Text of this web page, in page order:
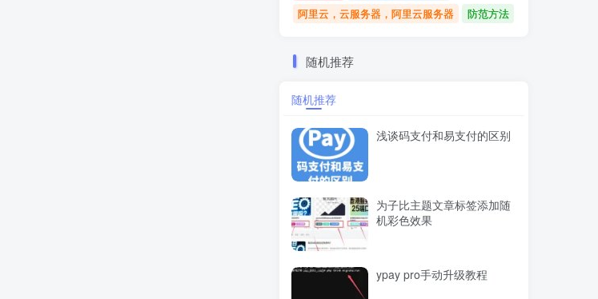
阿里云，云服务器，阿里云服务器
防范方法
随机推荐
随机推荐
浅谈码支付和易支付的区别
为子比主题文章标签添加随
机彩色效果
ypay pro手动升级教程